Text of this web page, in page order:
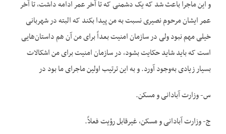
و این ماجرا باعث شد که یک دشمنی که تا آخر عمر ادامه داشت، تا آخر
عمر ایشان مرحوم نصیری نسبت به من پیدا بکند که البته در شهربانی
خیلی مهم نبود ولی در سازمان امنیت بعداً برای من آن هم داستان‌هایی
است که باید شاید حکایت بشود، در سازمان امنیت برای من اشکالات
بسیار زیادی به‌وجود آورد. و به این ترتیب اولین ماجرای ما بود در
س- وزارت آبادانی و مسکن.
ج- وزارت آبادانی و مسکن، غیرقابل رؤیت فعلاً.